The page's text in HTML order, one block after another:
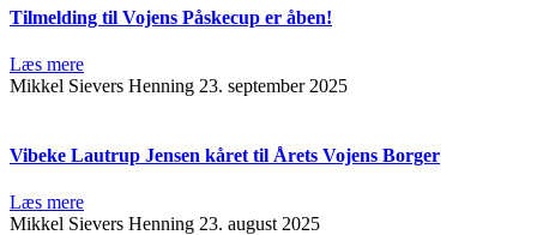
Tilmelding til Vojens Påskecup er åben!
Læs mere
Mikkel Sievers Henning 23. september 2025
Vibeke Lautrup Jensen kåret til Årets Vojens Borger
Læs mere
Mikkel Sievers Henning 23. august 2025